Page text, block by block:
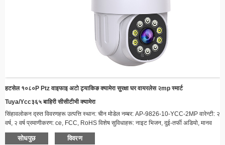
हटसेल १०८०P Ptz वाइफाइ अटो ट्र्याकिङ क्यामेरा सुरक्षा घर वायरलेस २mp स्मार्ट
Tuya/ycc३६५ बाहिरी सीसीटीभी क्यामेरा
सिंहावलोकन द्रुत विवरणहरू उत्पत्ति स्थान: चीन मोडेल नम्बर: AP-9826-10-YCC-2MP वारेन्टी: २
वर्ष, २ वर्ष प्रमाणीकरण: ce, FCC, RoHS विशेष सुविधाहरू: नाइट भिजन, दुई-तर्फी अडियो, मानव
गति ट्र्याकिङ, गति पत्ता लगाउने, कम पावर सेन्सर: CMOS नेटवर्क: वाइफाइ प्रकार्य: वाटरप्रूफ /
मौसम प्रतिरोधी, चौडा कोण, दुई-तर्फी अडियो, प्यान-टिल्ट, नाइट भिजन, अलार्म I/O, रिसेट, बिल्ट-इन
सोधपुछ विवरण